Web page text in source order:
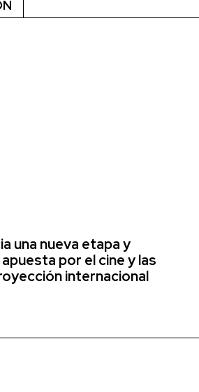
una nueva etapa y
por el cine y las
internacional